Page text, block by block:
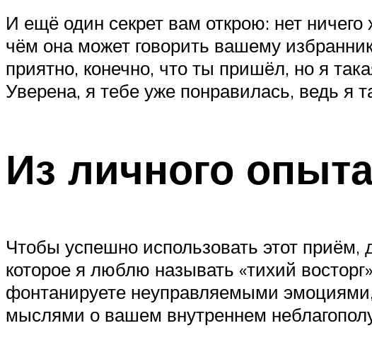
И ещё один секрет вам открою: нет
чём она может говорить вашему
приятно, конечно, что ты пришёл, но я
Уверена, я тебе уже понравилась, ведь я
Из личного
Чтобы успешно использовать этот приём,
которое я люблю называть «тихий
фонтанируете неуправляемыми
мыслями о вашем внутреннем